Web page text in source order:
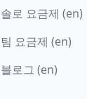
솔로 요금제 (en)
팀 요금제 (en)
블로그 (en)